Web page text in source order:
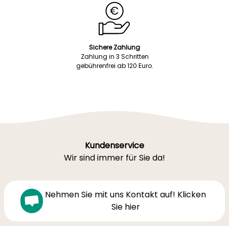
Sichere Zahlung
Zahlung in 3 Schritten
gebührenfrei ab 120 Euro.
Kundenservice
Wir sind immer für Sie da!
Nehmen Sie mit uns Kontakt auf! Klicken
Sie hier